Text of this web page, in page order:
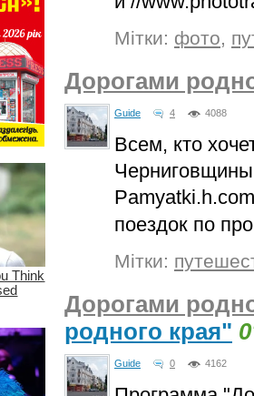
Мітки: фото,
Дорогами
Guide 4 4088
Всем, кто
поездок по
Мітки:
Дорогами
родного края"
Guide 0 4162